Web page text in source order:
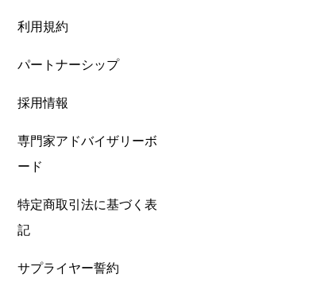
利用規約
パートナーシップ
採用情報
専門家アドバイザリーボ
ード
特定商取引法に基づく表
記
サプライヤー誓約